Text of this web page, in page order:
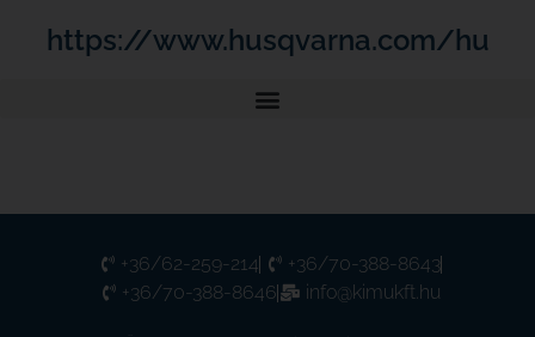
https://www.husqvarna.com/hu
+36/62-259-214
+36/70-388-8643
+36/70-388-8646
info@kimukft.hu